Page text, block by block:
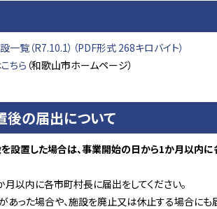
一覧（R7.10.1）（PDF形式 268キロバイト）
こちら （和歌山市ホームページ）
の届出について
設置した場合は、事業開始の日から1か月以内
以内に各市町村長に届出をしてください。
あった場合や、施設を廃止又は休止する場合にも